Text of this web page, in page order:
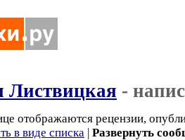
-
отображаются рецензии,
в виде списка | Развернуть